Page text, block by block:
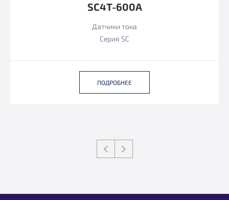
SC4T-600A
Датчики тока
Серия SC
ПОДРОБНЕЕ